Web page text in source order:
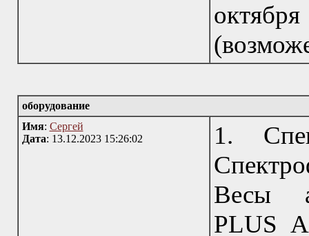
оборудование
Имя: Сергей
Дата: 13.12.2023 15:26:02
1.
Весы
PLUS